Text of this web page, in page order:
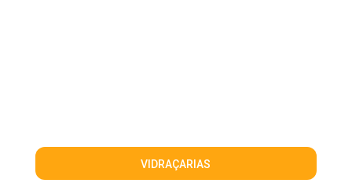
VIDRAÇARIAS